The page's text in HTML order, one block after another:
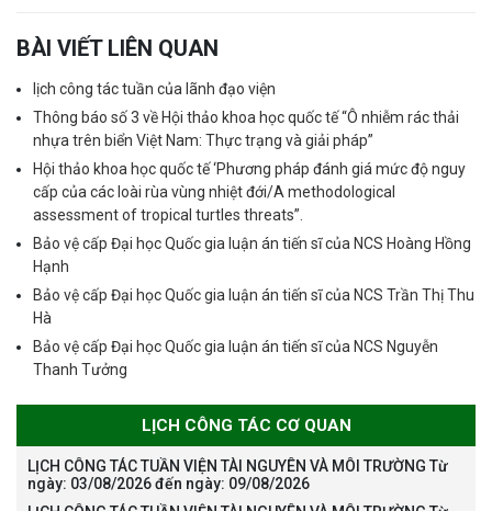
BÀI VIẾT LIÊN QUAN
lịch công tác tuần của lãnh đạo viện
Thông báo số 3 về Hội thảo khoa học quốc tế “Ô nhiễm rác thải
nhựa trên biển Việt Nam: Thực trạng và giải pháp”
Hội thảo khoa học quốc tế ‘Phương pháp đánh giá mức độ nguy
cấp của các loài rùa vùng nhiệt đới/A methodological
assessment of tropical turtles threats”.
Bảo vệ cấp Đại học Quốc gia luận án tiến sĩ của NCS Hoàng Hồng
Hạnh
Bảo vệ cấp Đại học Quốc gia luận án tiến sĩ của NCS Trần Thị Thu
Hà
Bảo vệ cấp Đại học Quốc gia luận án tiến sĩ của NCS Nguyễn
Thanh Tưởng
LỊCH CÔNG TÁC CƠ QUAN
LỊCH CÔNG TÁC TUẦN VIỆN TÀI NGUYÊN VÀ MÔI TRƯỜNG Từ
ngày: 03/08/2026 đến ngày: 09/08/2026